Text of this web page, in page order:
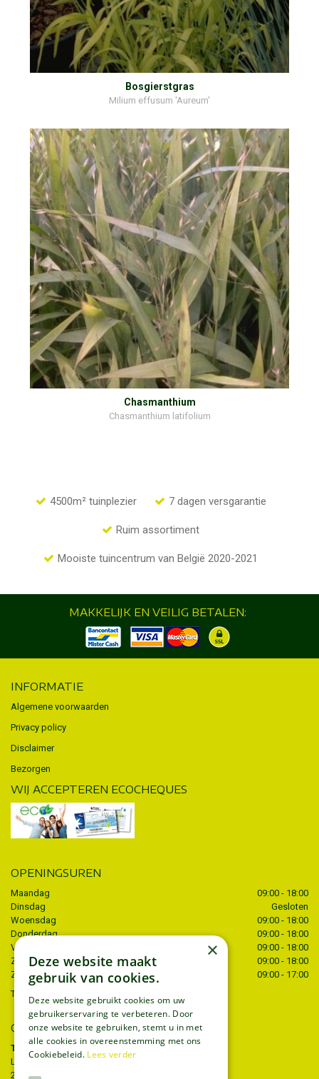
Bosgierstgras
Milium effusum 'Aureum'
Chasmanthium
Chasmanthium latifolium
4500m² tuinplezier 7 dagen versgarantie
Ruim assortiment
Mooiste tuincentrum van België 2020-2021
MAKKELIJK EN VEILIG BETALEN:
INFORMATIE
Algemene voorwaarden
Privacy policy
Disclaimer
Bezorgen
WIJ ACCEPTEREN ECOCHEQUES
OPENINGSUREN
Maandag
09:00 - 18:00
Dinsdag
Gesloten
Woensdag
09:00 - 18:00
Donderdag
09:00 - 18:00
Vrijdag
09:00 - 18:00
Zaterdag
09:00 - 18:00
Zondag
09:00 - 17:00
Toon alle openingstijden
CONTACT
Tuincentrum Thiels
Liersesteenweg 68
2221 Heist-op-den-berg
×
Deze website maakt
gebruik van cookies.
Deze website gebruikt cookies om uw
gebruikerservaring te verbeteren. Door
onze website te gebruiken, stemt u in met
alle cookies in overeenstemming met ons
Cookiebeleid. Lees verder